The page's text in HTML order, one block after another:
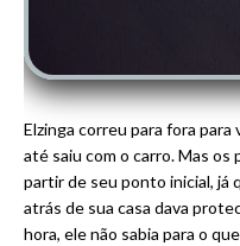
Elzinga correu para fora
até saiu com o carro. Mas os
partir de seu ponto inicial, já
atrás de sua casa dava
hora, ele não sabia para o